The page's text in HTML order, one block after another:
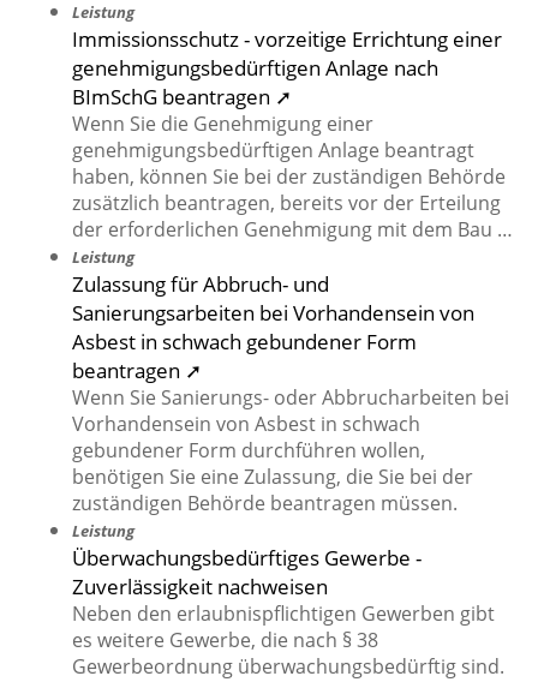
Leistung
Immissionsschutz - vorzeitige Errichtung einer
genehmigungsbedürftigen Anlage nach
BImSchG beantragen ➚
Wenn Sie die Genehmigung einer
genehmigungsbedürftigen Anlage beantragt
haben, können Sie bei der zuständigen Behörde
zusätzlich beantragen, bereits vor der Erteilung
der erforderlichen Genehmigung mit dem Bau …
Leistung
Zulassung für Abbruch- und
Sanierungsarbeiten bei Vorhandensein von
Asbest in schwach gebundener Form
beantragen ➚
Wenn Sie Sanierungs- oder Abbrucharbeiten bei
Vorhandensein von Asbest in schwach
gebundener Form durchführen wollen,
benötigen Sie eine Zulassung, die Sie bei der
zuständigen Behörde beantragen müssen.
Leistung
Überwachungsbedürftiges Gewerbe -
Zuverlässigkeit nachweisen
Neben den erlaubnispflichtigen Gewerben gibt
es weitere Gewerbe, die nach § 38
Gewerbeordnung überwachungsbedürftig sind.